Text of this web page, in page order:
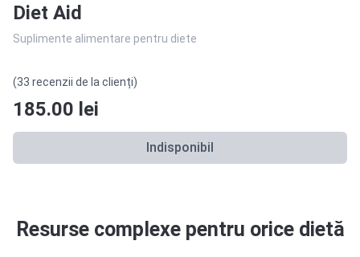
Diet Aid
Suplimente alimentare pentru diete
(33 recenzii de la clienți)
185.00 lei
Indisponibil
Resurse complexe pentru orice dietă